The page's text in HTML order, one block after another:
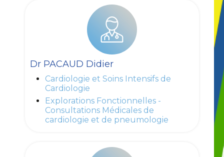
Dr PACAUD Didier
Cardiologie et Soins Intensifs de
Cardiologie
Explorations Fonctionnelles -
Consultations Médicales de
cardiologie et de pneumologie